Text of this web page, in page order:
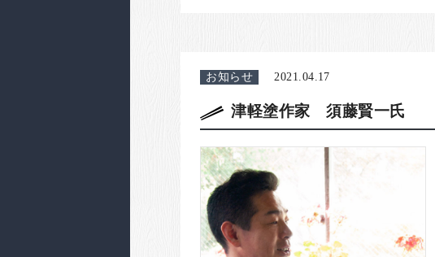
お知らせ 2021.04.17
津軽塗作家 須藤賢一氏